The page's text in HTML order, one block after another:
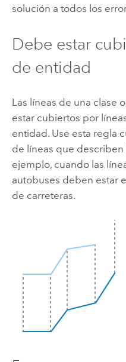
solución a todos los
Debe estar
de entidad
Las líneas de una clase
estar cubiertos por
entidad. Use esta regla
de líneas que
ejemplo, cuando las
autobuses deben estar
de carreteras.